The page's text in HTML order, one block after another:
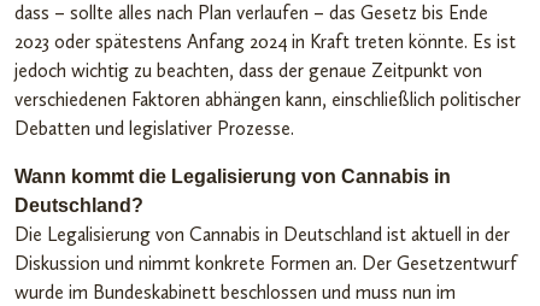
dass – sollte alles nach Plan verlaufen – das Gesetz bis Ende
2023 oder spätestens Anfang 2024 in Kraft treten könnte. Es ist
jedoch wichtig zu beachten, dass der genaue Zeitpunkt von
verschiedenen Faktoren abhängen kann, einschließlich politischer
Debatten und legislativer Prozesse.
Wann kommt die Legalisierung von Cannabis in
Deutschland?
Die Legalisierung von Cannabis in Deutschland ist aktuell in der
Diskussion und nimmt konkrete Formen an. Der Gesetzentwurf
wurde im Bundeskabinett beschlossen und muss nun im